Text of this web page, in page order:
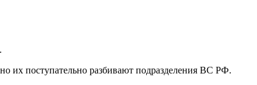
их поступательно разбивают подразделения ВС РФ.